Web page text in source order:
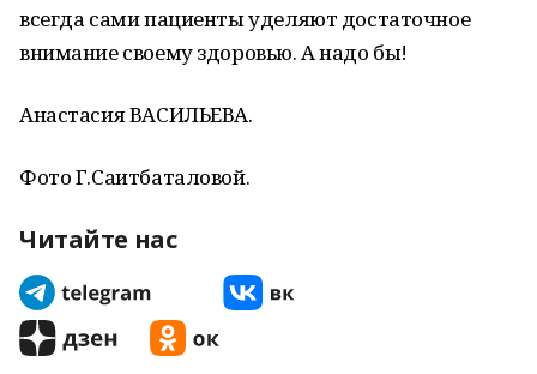
всегда сами пациенты уделяют достаточное
внимание своему здоровью. А надо бы!
Анастасия ВАСИЛЬЕВА.
Фото Г.Саитбаталовой.
Читайте нас